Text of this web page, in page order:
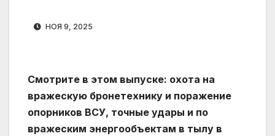
НОЯ 9, 2025
Смотрите в этом выпуске: охота на
вражескую бронетехнику и поражение
опорников ВСУ, точные удары и по
вражеским энергообъектам в тылу в